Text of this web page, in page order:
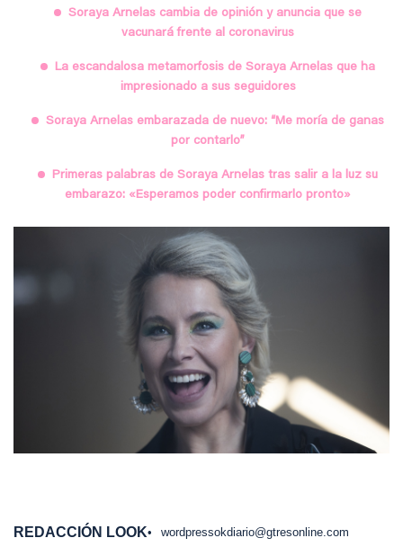
Soraya Arnelas cambia de opinión y anuncia que se
vacunará frente al coronavirus
La escandalosa metamorfosis de Soraya Arnelas que ha
impresionado a sus seguidores
Soraya Arnelas embarazada de nuevo: “Me moría de ganas
por contarlo”
Primeras palabras de Soraya Arnelas tras salir a la luz su
embarazo: «Esperamos poder confirmarlo pronto»
REDACCIÓN LOOK wordpressokdiario@gtresonline.com